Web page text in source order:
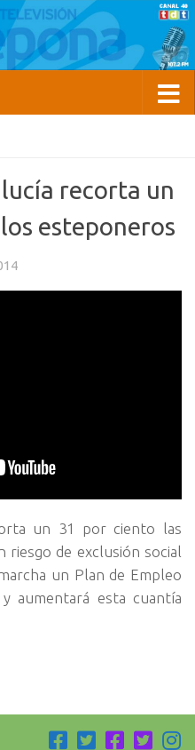
recorta un
esteponeros
un 31 por ciento las
riesgo de exclusión social
un Plan de Empleo
aumentará esta cuantía